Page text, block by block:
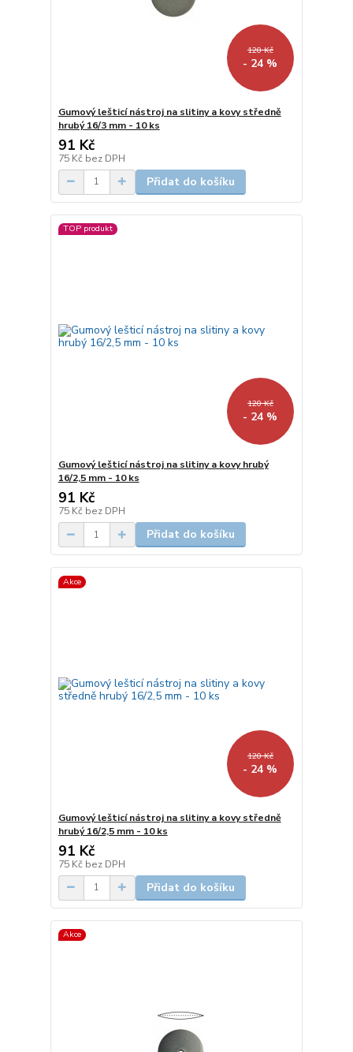
120 Kč
- 24 %
Gumový lešticí nástroj na slitiny a kovy středně
hrubý 16/3 mm - 10 ks
91 Kč
75 Kč bez DPH
Přidat do košíku
TOP produkt
120 Kč
- 24 %
Gumový lešticí nástroj na slitiny a kovy hrubý
16/2,5 mm - 10 ks
91 Kč
75 Kč bez DPH
Přidat do košíku
Akce
120 Kč
- 24 %
Gumový lešticí nástroj na slitiny a kovy středně
hrubý 16/2,5 mm - 10 ks
91 Kč
75 Kč bez DPH
Přidat do košíku
Akce